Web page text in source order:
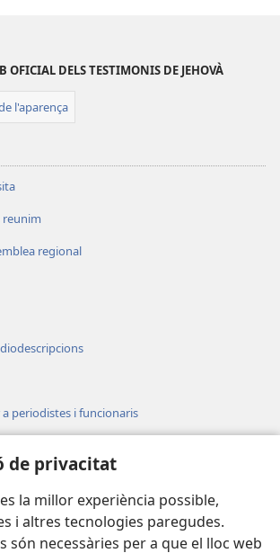
de privacitat
la millor experiència possible,
i altres tecnologies paregudes.
són necessàries per a que el lloc web
OFICIAL DELS TESTIMONIS DE JEHOVÀ
l'aparença
reunim
regional
periodistes i funcionaris
LÍNIA Watchtower™